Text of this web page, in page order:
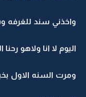
واخذني سند للغرفه
اليوم لا انا ولاهو
ومرت السنه الاول